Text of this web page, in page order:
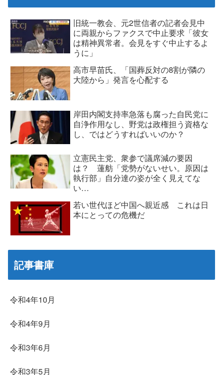
旧統一教会、元2世信者の記者会見中
に両親からファクスで中止要求「彼女
は精神異常者。会見をすぐ中止するよ
うに」
高市早苗氏、「国葬反対の8割が隣の
大陸から」発言を心配する
岸田内閣支持率急落も腐った自民党に
自浄作用なし、野党は政権担う資格な
し、ではどうすればいいのか？
立憲民主党、衆参で議席減の要因
は？ 蓮舫「党勢がないせい。原因は
執行部」自分達の姿が全く見えてな
い…
若い世代ほど中国へ親近感 これは日
本にとっての危機だ
記事書庫
令和4年10月
令和4年9月
令和3年6月
令和3年5月